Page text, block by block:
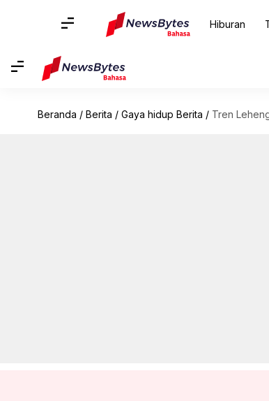
Hiburan
Beranda / Berita / Gaya hidup Berita / Tren